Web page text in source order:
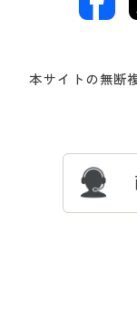
著作権・商標について
プレゼント＆キャン
交換・返品は
ついて
本サイトの無断